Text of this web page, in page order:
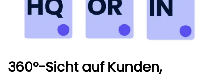
360°-Sicht auf Kunden,